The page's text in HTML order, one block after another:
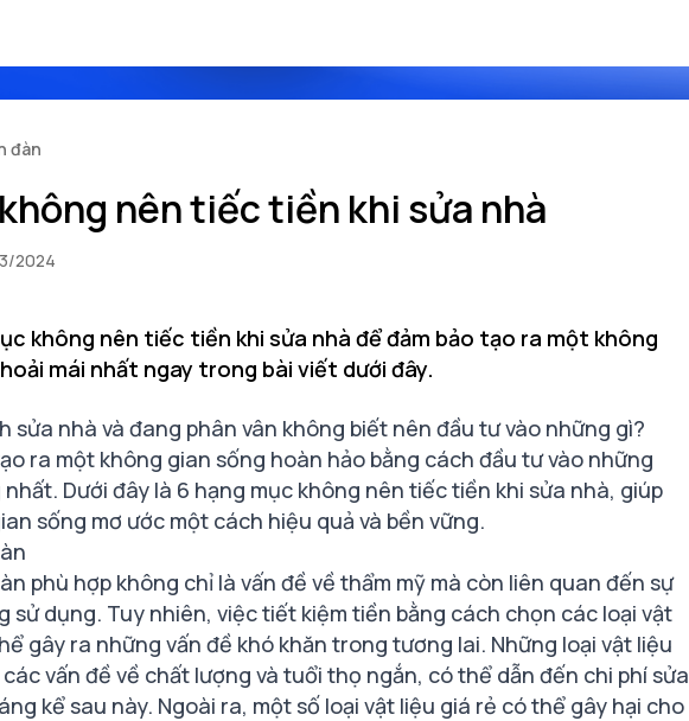
đàn
nên tiếc tiền khi sửa nhà
2024
không nên tiếc tiền khi sửa nhà để đảm bảo tạo ra một không
mái nhất ngay trong bài viết dưới đây.
sửa nhà và đang phân vân không biết nên đầu tư vào những gì?
ra một không gian sống hoàn hảo bằng cách đầu tư vào những
Dưới đây là 6 hạng mục không nên tiếc tiền khi sửa nhà, giúp
sống mơ ước một cách hiệu quả và bền vững.
phù hợp không chỉ là vấn đề về thẩm mỹ mà còn liên quan đến sự
sử dụng. Tuy nhiên, việc tiết kiệm tiền bằng cách chọn các loại vật
gây ra những vấn đề khó khăn trong tương lai. Những loại vật liệu
vấn đề về chất lượng và tuổi thọ ngắn, có thể dẫn đến chi phí sửa
kể sau này. Ngoài ra, một số loại vật liệu giá rẻ có thể gây hại cho